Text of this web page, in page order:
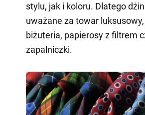
stylu, jak i koloru. Dlatego
uważane za towar
biżuteria, papierosy z filtrem
zapalniczki.